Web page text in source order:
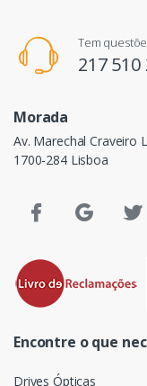
Tem
217 510
Morada
Av. Marechal Craveiro
1700-284 Lisboa
Encontre o que
Drives Ópticas